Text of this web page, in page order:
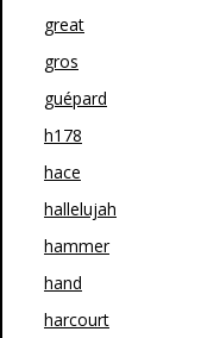
great
gros
guépard
h178
hace
hallelujah
hammer
hand
harcourt